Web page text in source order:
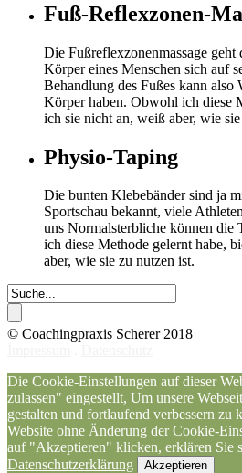
Fuß-Reflexzonen-
Die Fußreflexzonenmassage geht
Körper eines Menschen sich auf
Behandlung des Fußes kann also
Körper haben. Obwohl ich diese
ich sie nicht an, weiß aber, wie
Physio-Taping
Die bunten Klebebänder sind ja
Sportschau bekannt, viele
uns Normalsterbliche können die
ich diese Methode gelernt habe,
aber, wie sie zu nutzen ist.
© Coachingpraxis Scherer 2018
Die Cookie-Einstellungen auf dieser
zulassen" eingestellt, Um unsere
gestalten und fortlaufend verbessern zu
Website ohne Änderung der Cookie-
auf "Akzeptieren" klicken, erklären Sie
Datenschutzerklärung
Akzeptieren